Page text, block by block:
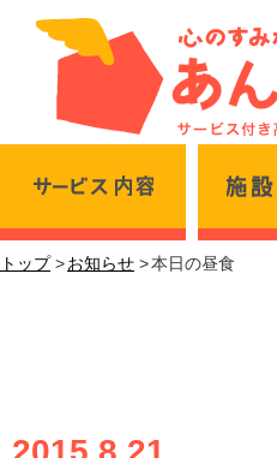
サービス内容
トップ お知らせ 本日の昼食